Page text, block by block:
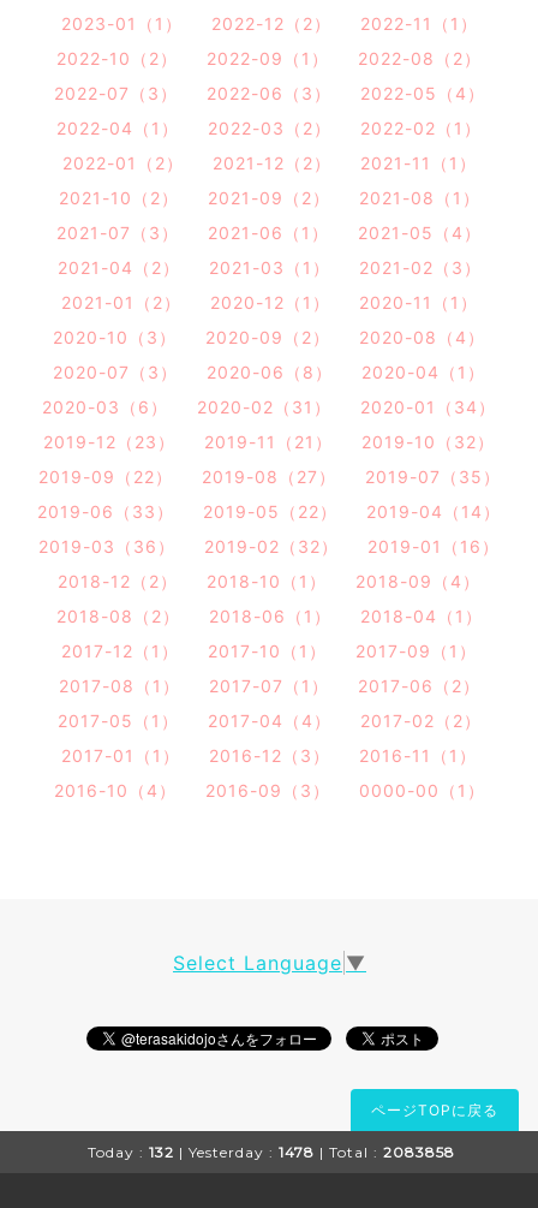
2023-01（1）
2022-12（2）
2022-11（1）
2022-10（2）
2022-09（1）
2022-08（2）
2022-07（3）
2022-06（3）
2022-05（4）
2022-04（1）
2022-03（2）
2022-02（1）
2022-01（2）
2021-12（2）
2021-11（1）
2021-10（2）
2021-09（2）
2021-08（1）
2021-07（3）
2021-06（1）
2021-05（4）
2021-04（2）
2021-03（1）
2021-02（3）
2021-01（2）
2020-12（1）
2020-11（1）
2020-10（3）
2020-09（2）
2020-08（4）
2020-07（3）
2020-06（8）
2020-04（1）
2020-03（6）
2020-02（31）
2020-01（34）
2019-12（23）
2019-11（21）
2019-10（32）
2019-09（22）
2019-08（27）
2019-07（35）
2019-06（33）
2019-05（22）
2019-04（14）
2019-03（36）
2019-02（32）
2019-01（16）
2018-12（2）
2018-10（1）
2018-09（4）
2018-08（2）
2018-06（1）
2018-04（1）
2017-12（1）
2017-10（1）
2017-09（1）
2017-08（1）
2017-07（1）
2017-06（2）
2017-05（1）
2017-04（4）
2017-02（2）
2017-01（1）
2016-12（3）
2016-11（1）
2016-10（4）
2016-09（3） 0000-00（1）
Select Language ▼
ページTOPに戻る
Today : 132 | Yesterday : 1478 | Total : 2083858